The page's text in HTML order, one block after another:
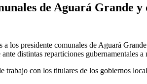
de Aguará Grande y
los presidente comunales de Aguará
distintas reparticiones gubernamentales
con los titulares de los gobiernos